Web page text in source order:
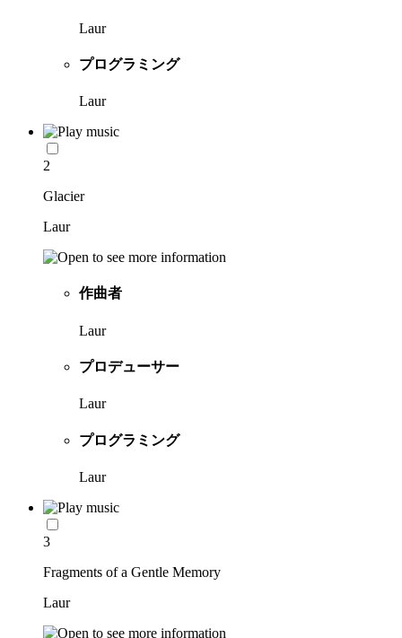
Laur
プログラミング
Laur
2
Glacier
Laur
作曲者
Laur
プロデューサー
Laur
プログラミング
Laur
3
Fragments of a Gentle Memory
Laur